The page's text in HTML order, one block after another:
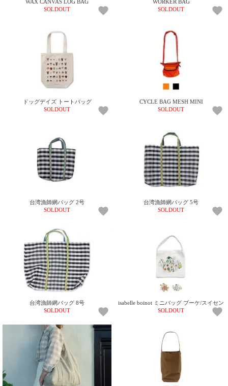
WAX CANVAS LOG BAG
SOLDOUT
WORKER BAG
SOLDOUT
ドッグデイズ トートバッグ
SOLDOUT
CYCLE BAG MESH MINI
SOLDOUT
台湾漁師網バッグ 2号
SOLDOUT
台湾漁師網バッグ 5号
SOLDOUT
台湾漁師網バッグ 8号
SOLDOUT
isabelle boinot ミニバッグ ブーケ/スイセン
SOLDOUT